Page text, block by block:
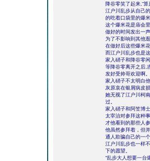
降谷零笑了起来,“
江户川乱步从自己
的吃着口袋里的爆
这个爆米花是庙会
做好的时间发出一
为了不影响到其他
在做好后这些爆米
而江户川乱步也是
家入硝子和降谷零
等降谷零离开之后,
发好受帅哥欢迎啊。
家入硝子不太明白
灰原哀在银屑病皮
她无视了江户川柯
过。
家入硝子和阿笠博
太宰治对参拜这种
才他看到的那些人
他虽然参拜着，但
通人欺骗自己的一
江户川乱步也一样
下的愿望。
“乱步大人想要一台